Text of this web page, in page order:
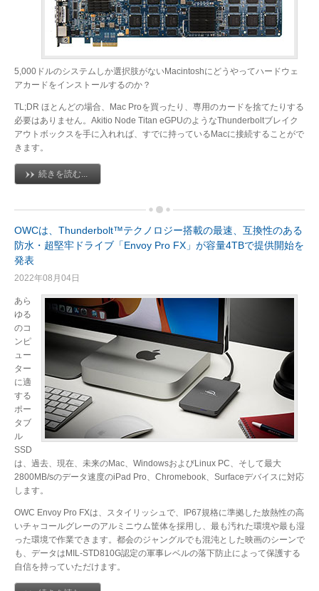
5,000ドルのシステムしか選択肢がないMacintoshにどうやってハードウェ
アカードをインストールするのか？
TL;DR ほとんどの場合、Mac Proを買ったり、専用のカードを捨てたりする
必要はありません。Akitio Node Titan eGPUのようなThunderboltブレイク
アウトボックスを手に入れれば、すでに持っているMacに接続することがで
きます。
続きを読む...
OWCは、Thunderbolt™テクノロジー搭載の最速、互換性のある
防水・超堅牢ドライブ「Envoy Pro FX」が容量4TBで提供開始を
発表
2022年08月04日
あら
ゆる
のコ
ンピ
ュー
ター
に適
する
ポー
タブ
ル
SSD
は、過去、現在、未来のMac、WindowsおよびLinux PC、そして最大
2800MB/sのデータ速度のiPad Pro、Chromebook、Surfaceデバイスに対応
します。
OWC Envoy Pro FXは、スタイリッシュで、IP67規格に準拠した放熱性の高
いチャコールグレーのアルミニウム筐体を採用し、最も汚れた環境や最も湿
った環境で作業できます。都会のジャングルでも混沌とした映画のシーンで
も、データはMIL-STD810G認定の軍事レベルの落下防止によって保護する
自信を持っていただけます。